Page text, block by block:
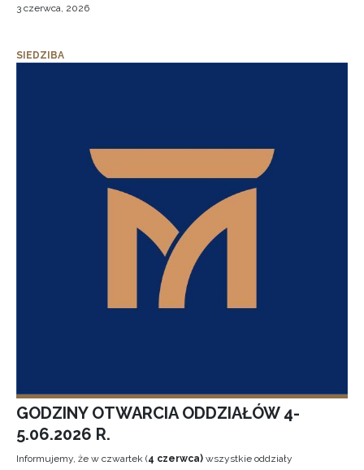
3 czerwca, 2026
SIEDZIBA
GODZINY OTWARCIA ODDZIAŁÓW 4-
5.06.2026 R.
Informujemy, że w czwartek (4 czerwca) wszystkie oddziały